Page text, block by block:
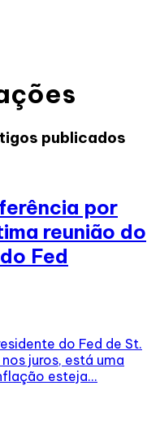
publicados
por
reunião do
Fed
do Fed de St.
juros, está uma
esteja...